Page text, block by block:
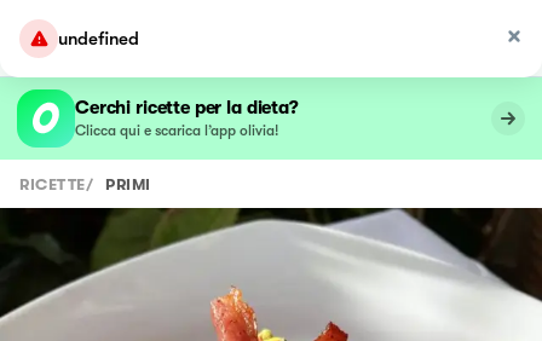
undefined
Cerchi ricette per la dieta?
Clicca qui e scarica l’app olivia!
RICETTE/ PRIMI